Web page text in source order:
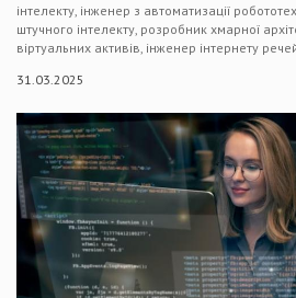
інтелекту, інженер з автоматизації
штучного інтелекту, розробник хмарної
віртуальних активів, інженер інтернету
31.03.2025